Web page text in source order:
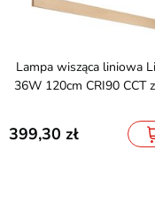
Lampa wisząca liniowa Linea
36W 120cm CRI90 CCT
399,30